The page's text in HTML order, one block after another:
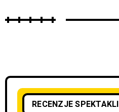
RECENZJE SPEKTAKLI